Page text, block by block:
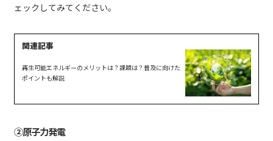
ェックしてみてください。
再生可能エネルギーのメリットは？課題は？普及に向けた
ポイントも解説
②原子力発電